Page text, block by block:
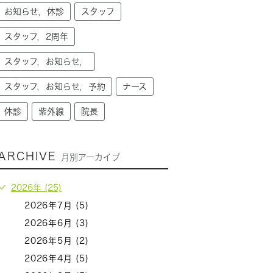
お知らせ，休診 スタッフ
スタッフ，2周年
スタッフ，お知らせ，
スタッフ，お知らせ，予約 ナース
休診 紫外線 院長
月別アーカイブ
2026年 (25)
2026年7月 (5)
2026年6月 (3)
2026年5月 (2)
2026年4月 (5)